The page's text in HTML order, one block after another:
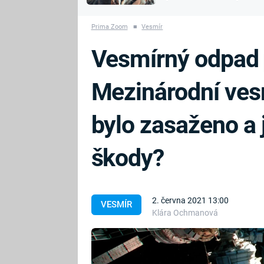
PRVNÍ SVĚTOVÁ
BRITSKÁ
KRÁLOVSKÁ
RODINA
Prima Zoom ■ Vesmír
VESMÍR
2. června 2021 13:00
Klára Ochmanová
Vesmírný
Mezinárodní
bylo zasaženo
škody?